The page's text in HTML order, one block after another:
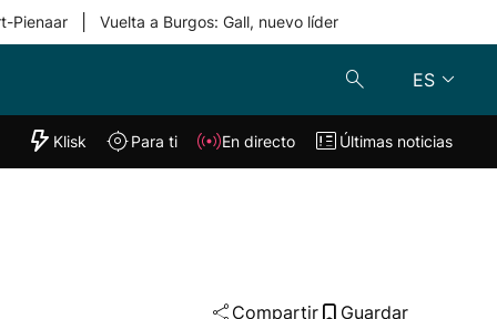
Pienaar Vuelta a Burgos: Gall, nuevo líder
ES
"Helmuga"
Klisk En directo
Klisk Para ti En directo Últimas noticias
Compartir Guardar